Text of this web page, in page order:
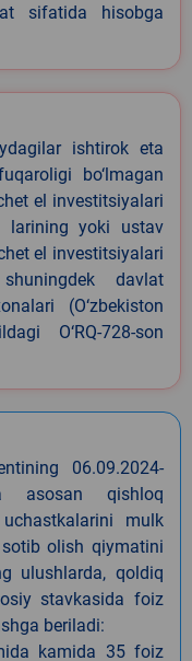
sifatida hisobga
ishtirok eta
bo‘lmagan
el investitsiyalari
larining yoki ustav
el investitsiyalari
davlat
(O‘zbekiston
O‘RQ-728-son
06.09.2024-
asosan qishloq
mulk
olish qiymatini
ulushlarda, qoldiq
stavkasida foiz
beriladi:
kamida 35 foiz